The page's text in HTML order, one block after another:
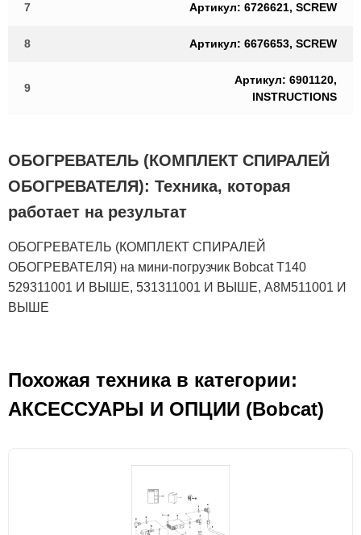
7 Артикул: 6726621, SCREW
8 Артикул: 6676653, SCREW
9
Артикул: 6901120,
INSTRUCTIONS
ОБОГРЕВАТЕЛЬ (КОМПЛЕКТ СПИРАЛЕЙ
ОБОГРЕВАТЕЛЯ): Техника, которая
работает на результат
ОБОГРЕВАТЕЛЬ (КОМПЛЕКТ СПИРАЛЕЙ
ОБОГРЕВАТЕЛЯ) на мини-погрузчик Bobcat T140
529311001 И ВЫШЕ, 531311001 И ВЫШЕ, A8M511001 И
ВЫШЕ
Похожая техника в категории:
АКСЕСCУАРЫ И ОПЦИИ (Bobcat)